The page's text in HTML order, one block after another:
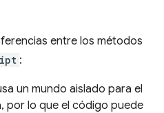
entre los métodos
:
un mundo aislado para el
por lo que el código puede